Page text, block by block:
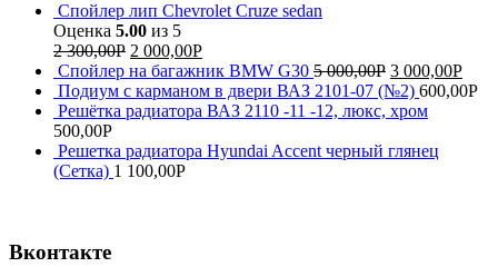
Спойлер лип Chevrolet Cruze sedan
Оценка 5.00 из 5
2 300,00Р 2 000,00Р
Спойлер на багажник BMW G30 5 000,00Р 3 000,00Р
Подиум с карманом в двери ВАЗ 2101-07 (№2) 600,00Р
Решётка радиатора ВАЗ 2110 -11 -12, люкс, хром
500,00Р
Решетка радиатора Hyundai Accent черный глянец
(Сетка) 1 100,00Р
Вконтакте